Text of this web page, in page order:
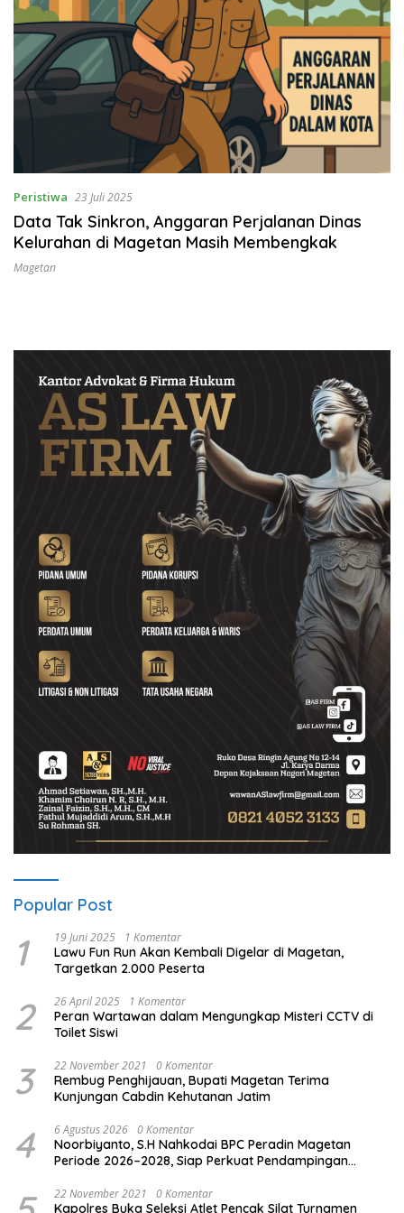
Peristiwa 23 Juli 2025
Data Tak Sinkron, Anggaran Perjalanan Dinas
Kelurahan di Magetan Masih Membengkak
Magetan
Popular Post
1 19 Juni 2025 1 Komentar
Lawu Fun Run Akan Kembali Digelar di Magetan,
Targetkan 2.000 Peserta
2 26 April 2025 1 Komentar
Peran Wartawan dalam Mengungkap Misteri CCTV di
Toilet Siswi
3 22 November 2021 0 Komentar
Rembug Penghijauan, Bupati Magetan Terima
Kunjungan Cabdin Kehutanan Jatim
4 6 Agustus 2026 0 Komentar
Noorbiyanto, S.H Nahkodai BPC Peradin Magetan
Periode 2026–2028, Siap Perkuat Pendampingan
22 November 2021 0 Komentar
Kapolres Buka Seleksi Atlet Pencak Silat Turnamen